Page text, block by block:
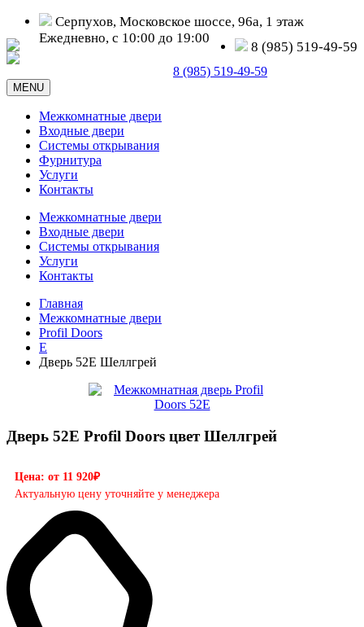
Серпухов, Московское шоссе, 96а, 1 этаж
Ежедневно, с 10:00 до 19:00
8 (985) 519-49-59
8 (985) 519-49-59
MENU
Межкомнатные двери
Входные двери
Системы открывания
Фурнитура
Услуги
Контакты
Межкомнатные двери
Входные двери
Системы открывания
Услуги
Контакты
Главная
Межкомнатные двери
Profil Doors
E
Дверь 52E Шеллгрей
Дверь 52E Profil Doors цвет Шеллгрей
Цена: от 11 920₽
Актуальную цену уточняйте у менеджера